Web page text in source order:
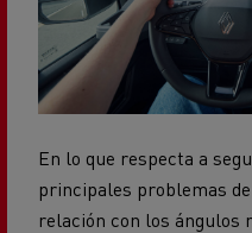
En lo que respecta a
principales problemas
relación con los ángulos